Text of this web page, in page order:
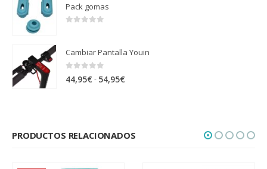
Pack gomas
Cambiar Pantalla Youin
0 out of 5
44,95€ - 54,95€
44,95€
PRODUCTOS RELACIONADOS